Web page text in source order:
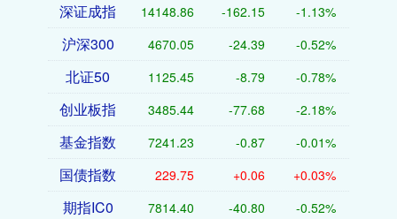
深证成指 14148.86 -162.15 -1.13%
沪深300 4670.05 -24.39 -0.52%
北证50 1125.45 -8.79 -0.78%
创业板指 3485.44 -77.68 -2.18%
基金指数 7241.23 -0.87 -0.01%
国债指数 229.75 +0.06 +0.03%
期指IC0 7814.40 -40.80 -0.52%